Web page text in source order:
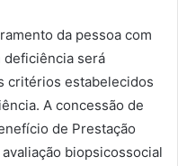
da pessoa com
deficiência será
critérios estabelecidos
A concessão de
de Prestação
biopsicossocial